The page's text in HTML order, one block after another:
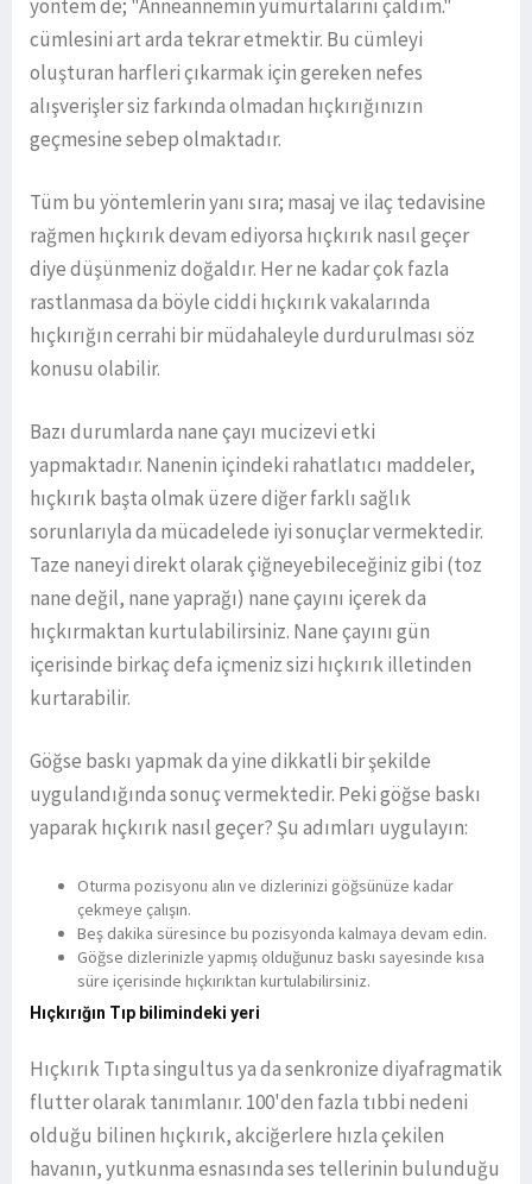
yöntem de; "Anneannemin yumurtalarını çaldım."
cümlesini art arda tekrar etmektir. Bu cümleyi
oluşturan harfleri çıkarmak için gereken nefes
alışverişler siz farkında olmadan hıçkırığınızın
geçmesine sebep olmaktadır.
Tüm bu yöntemlerin yanı sıra; masaj ve ilaç tedavisine
rağmen hıçkırık devam ediyorsa hıçkırık nasıl geçer
diye düşünmeniz doğaldır. Her ne kadar çok fazla
rastlanmasa da böyle ciddi hıçkırık vakalarında
hıçkırığın cerrahi bir müdahaleyle durdurulması söz
konusu olabilir.
Bazı durumlarda nane çayı mucizevi etki
yapmaktadır. Nanenin içindeki rahatlatıcı maddeler,
hıçkırık başta olmak üzere diğer farklı sağlık
sorunlarıyla da mücadelede iyi sonuçlar vermektedir.
Taze naneyi direkt olarak çiğneyebileceğiniz gibi (toz
nane değil, nane yaprağı) nane çayını içerek da
hıçkırmaktan kurtulabilirsiniz. Nane çayını gün
içerisinde birkaç defa içmeniz sizi hıçkırık illetinden
kurtarabilir.
Göğse baskı yapmak da yine dikkatli bir şekilde
uygulandığında sonuç vermektedir. Peki göğse baskı
yaparak hıçkırık nasıl geçer? Şu adımları uygulayın:
Oturma pozisyonu alın ve dizlerinizi göğsünüze kadar
çekmeye çalışın.
Beş dakika süresince bu pozisyonda kalmaya devam edin.
Göğse dizlerinizle yapmış olduğunuz baskı sayesinde kısa
süre içerisinde hıçkırıktan kurtulabilirsiniz.
Hıçkırığın Tıp bilimindeki yeri
Hıçkırık Tıpta singultus ya da senkronize diyafragmatik
flutter olarak tanımlanır. 100'den fazla tıbbi nedeni
olduğu bilinen hıçkırık, akciğerlere hızla çekilen
havanın, yutkunma esnasında ses tellerinin bulunduğu